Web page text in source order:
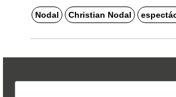
Nodal Christian Nodal